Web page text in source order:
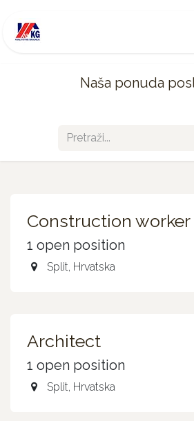
Naša ponuda
Construction worker
1 open position
Split, Hrvatska
Architect
1 open position
Split, Hrvatska